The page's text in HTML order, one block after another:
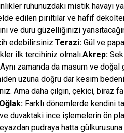
ruhunuzdaki mistik havayı
edilen pırıltılar ve hafif
ve duru güzelliğinizi
edebilirsiniz.Terazi: Gül ve
ilk tercihiniz olmalı.Akrep:
zamanda da masum ve
uzuna doğru dar kesim
Ama daha çılgın, çekici, biraz
Oğlak: Farklı dönemlerde kendini
duvaktaki ince işlemelerin ön
pudraya hatta